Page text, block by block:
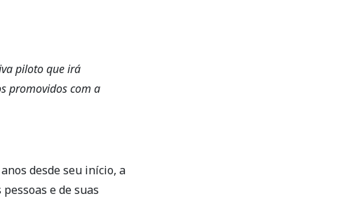
piloto que irá
promovidos com a
desde seu início, a
e de suas